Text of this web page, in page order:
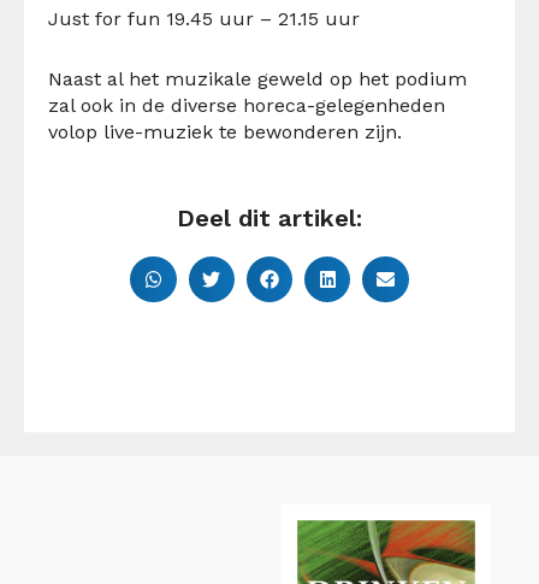
Just for fun 19.45 uur – 21.15 uur
Naast al het muzikale geweld op het podium
zal ook in de diverse horeca-gelegenheden
volop live-muziek te bewonderen zijn.
Deel dit artikel: